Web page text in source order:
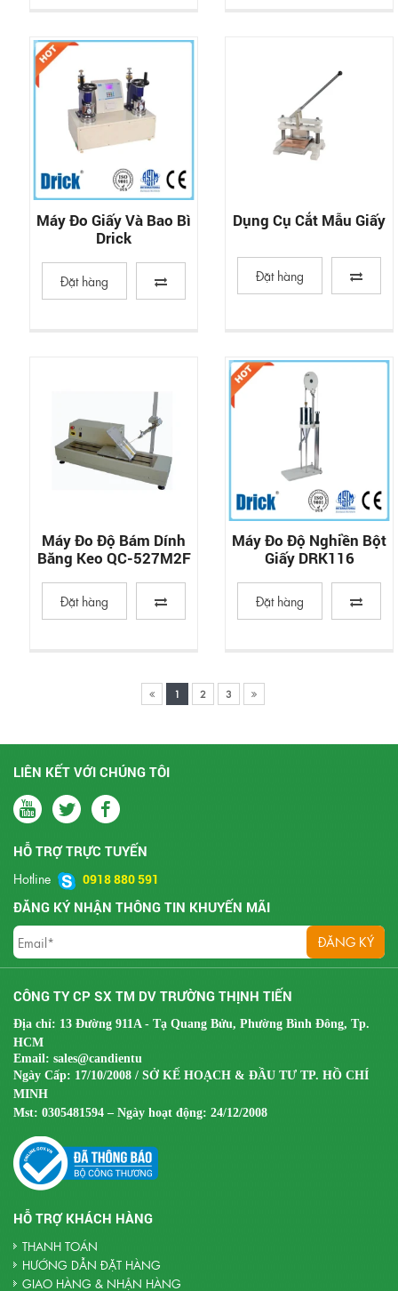
Máy Đo Giấy Và Bao Bì
Drick
Đặt hàng
Dụng Cụ Cắt Mẫu Giấy
Đặt hàng
Máy Đo Độ Bám Dính
Băng Keo QC-527M2F
Đặt hàng
Máy Đo Độ Nghiền Bột
Giấy DRK116
Đặt hàng
1 2 3
LIÊN KẾT VỚI CHÚNG TÔI
HỖ TRỢ TRỰC TUYẾN
Hotline
0918 880 591
ĐĂNG KÝ NHẬN THÔNG TIN KHUYẾN MÃI
CÔNG TY CP SX TM DV TRƯỜNG THỊNH TIẾN
Địa chỉ: 13 Đường 911A - Tạ Quang Bửu, Phường Bình Đông, Tp.
HCM
Email: sales@candientu
Ngày Cấp: 17/10/2008 / SỞ KẾ HOẠCH & ĐẦU TƯ TP. HỒ CHÍ
MINH
Mst: 0305481594 – Ngày hoạt động: 24/12/2008
HỖ TRỢ KHÁCH HÀNG
THANH TOÁN
HƯỚNG DẪN ĐẶT HÀNG
GIAO HÀNG & NHẬN HÀNG